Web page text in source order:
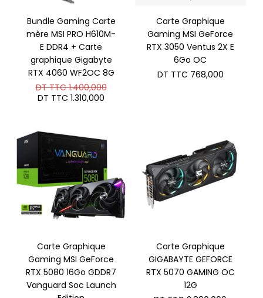
Bundle Gaming Carte
mère MSI PRO H610M-
E DDR4 + Carte
graphique Gigabyte
RTX 4060 WF2OC 8G
DT TTC1.400,000Le
DT TTC 1.310,000
TTC 1.310,000.
Carte Graphique
Gaming MSI GeForce
RTX 3050 Ventus 2X E
6Go OC
DT TTC 768,000
Carte Graphique
Gaming MSI GeForce
RTX 5080 16Go GDDR7
Vanguard Soc Launch
Carte Graphique
GIGABAYTE GEFORCE
RTX 5070 GAMING OC
12G